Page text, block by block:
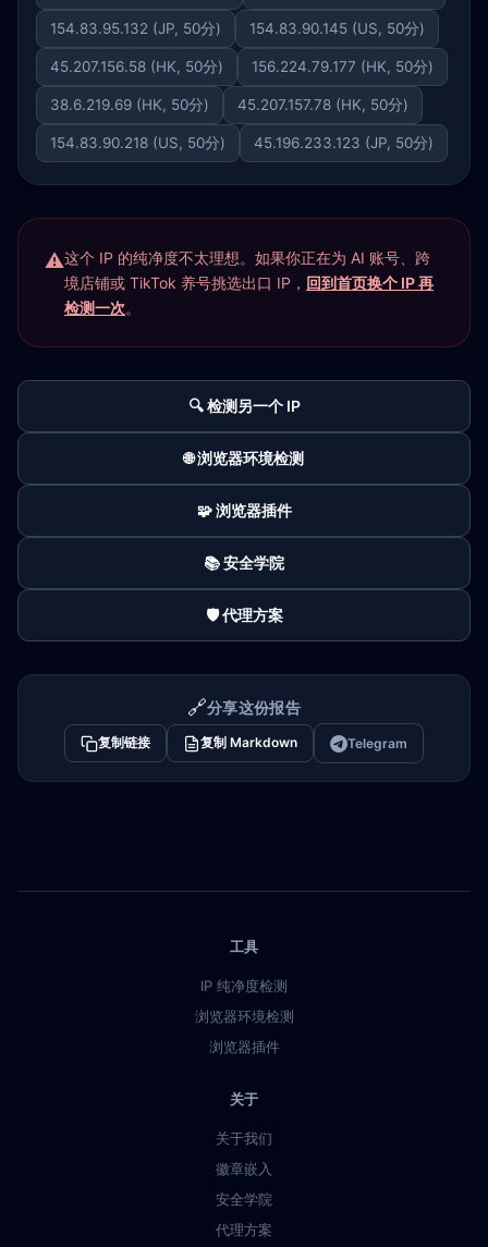
154.83.95.132 (JP, 50分) 154.83.90.145 (US, 50分)
45.207.156.58 (HK, 50分) 156.224.79.177 (HK, 50分)
38.6.219.69 (HK, 50分) 45.207.157.78 (HK, 50分)
154.83.90.218 (US, 50分) 45.196.233.123 (JP, 50分)
这个 IP 的纯净度不太理想。如果你正在为 AI 账号、跨
境店铺或 TikTok 养号挑选出口 IP， 回到首页换个 IP 再
检测一次。
🔍 检测另一个 IP
🌐 浏览器环境检测
🧩 浏览器插件
📚 安全学院
🛡️ 代理方案
🔗分享这份报告
复制链接 复制 Markdown Telegram
工具
IP 纯净度检测
浏览器环境检测
浏览器插件
关于
关于我们
徽章嵌入
安全学院
代理方案